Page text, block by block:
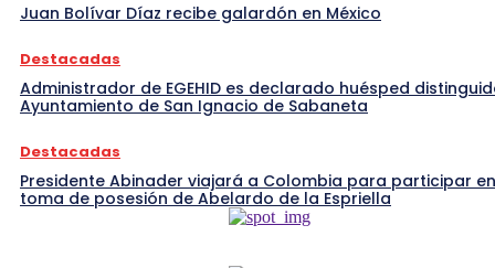
Juan Bolívar Díaz recibe galardón en México
Destacadas
Administrador de EGEHID es declarado huésped
Ayuntamiento de San Ignacio de Sabaneta
Destacadas
Presidente Abinader viajará a Colombia para participar
toma de posesión de Abelardo de la Espriella